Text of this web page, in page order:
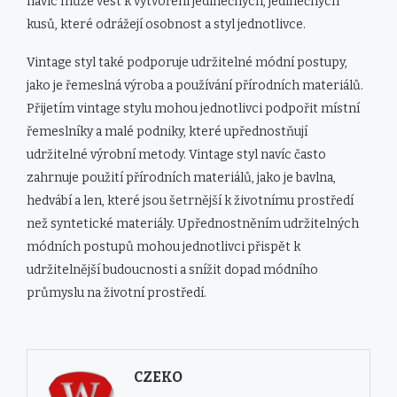
kusů, které odrážejí osobnost a styl jednotlivce.
Vintage styl také podporuje udržitelné módní postupy,
jako je řemeslná výroba a používání přírodních materiálů.
Přijetím vintage stylu mohou jednotlivci podpořit místní
řemeslníky a malé podniky, které upřednostňují
udržitelné výrobní metody. Vintage styl navíc často
zahrnuje použití přírodních materiálů, jako je bavlna,
hedvábí a len, které jsou šetrnější k životnímu prostředí
než syntetické materiály. Upřednostněním udržitelných
módních postupů mohou jednotlivci přispět k
udržitelnější budoucnosti a snížit dopad módního
průmyslu na životní prostředí.
CZEKO